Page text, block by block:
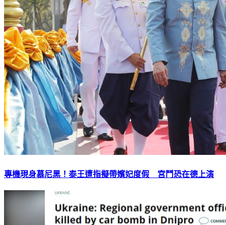
專機現身慕尼黑！泰王遭指擬帶嬪妃度假 宮鬥恐在德上演